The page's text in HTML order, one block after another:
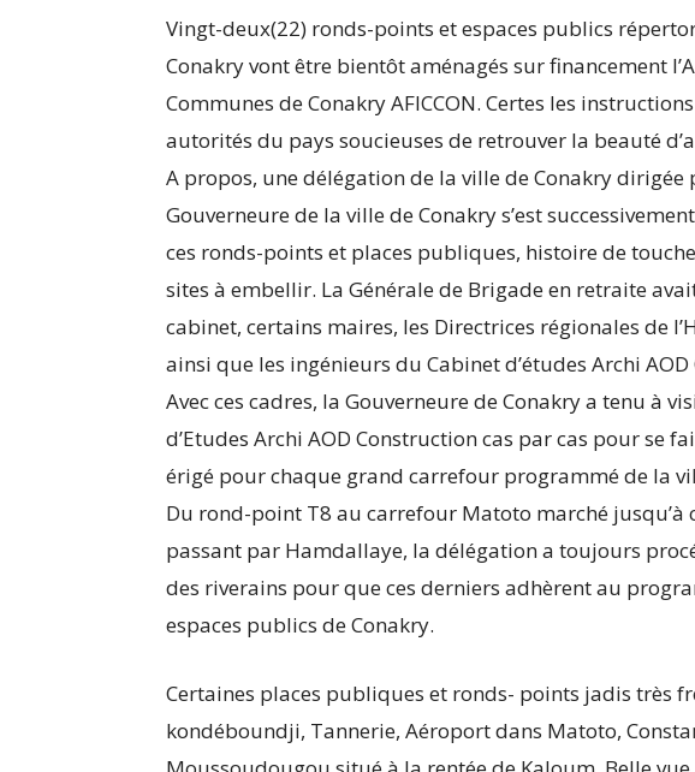
Vingt-deux(22) ronds-points et espaces publics
Conakry vont être bientôt aménagés sur financement
Communes de Conakry AFICCON. Certes les
autorités du pays soucieuses de retrouver la beauté
A propos, une délégation de la ville de Conakry dirigée
Gouverneure de la ville de Conakry s’est
ces ronds-points et places publiques, histoire de
sites à embellir. La Générale de Brigade en retraite
cabinet, certains maires, les Directrices régionales de
ainsi que les ingénieurs du Cabinet d’études Archi
Avec ces cadres, la Gouverneure de Conakry a tenu à
d’Etudes Archi AOD Construction cas par cas pour se
érigé pour chaque grand carrefour programmé de la
Du rond-point T8 au carrefour Matoto marché jusqu’à
passant par Hamdallaye, la délégation a toujours
des riverains pour que ces derniers adhèrent au
espaces publics de Conakry.
Certaines places publiques et ronds- points jadis très
kondéboundji, Tannerie, Aéroport dans Matoto,